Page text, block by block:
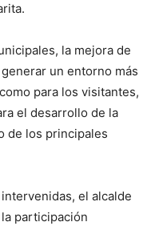
la mejora de
un entorno más
para los visitantes,
el desarrollo de la
de los principales
el alcalde
participación